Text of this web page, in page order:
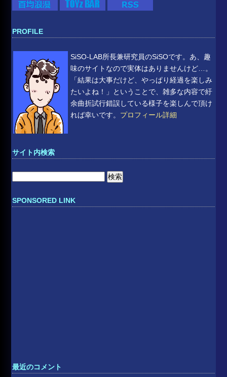
PROFILE
SiSO-LAB所長兼研究員のSiSOです。あ、趣
味のサイトなので実体はありませんけど…。
「結果は大事だけど、やっぱり経過を楽しみ
たいよね！」ということで、雑多な内容で紆
余曲折試行錯誤している様子を楽しんで頂け
れば幸いです。 プロフィール詳細
サイト内検索
SPONSORED LINK
最近のコメント